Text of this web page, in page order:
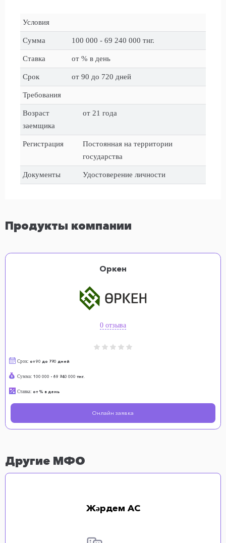
Условия
Сумма 100 000 - 69 240 000 тнг.
Ставка от % в день
Срок от 90 до 720 дней
Требования
Возраст
заемщика
от 21 года
Регистрация
Постоянная на территории
государства
Документы Удостоверение личности
Продукты компании
Оркен
0 отзыва
Срок: от 90 до 720 дней
Сумма: 100 000 - 69 240 000 тнг.
Ставка: от % в день
Онлайн заявка
Другие МФО
Жәрдем АС